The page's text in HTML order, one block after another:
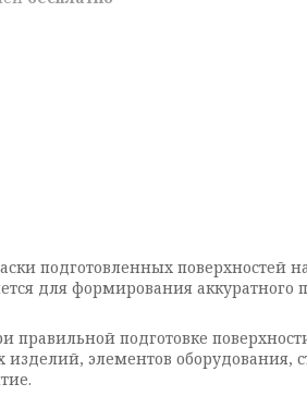
подготовленных поверхностей
для формирования аккуратного
подготовке
изделий, элементов оборудования,